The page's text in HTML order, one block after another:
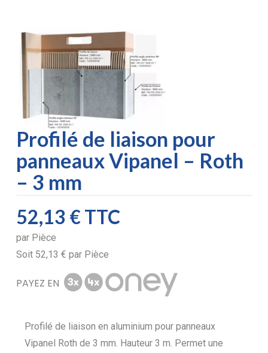
Profilé de liaison pour
panneaux Vipanel – Roth
– 3 mm
52,13 €TTC
par Pièce
Soit 52,13 € par Pièce
PAYEZ EN
Profilé de liaison en aluminium pour panneaux
Vipanel Roth de 3 mm. Hauteur 3 m. Permet une